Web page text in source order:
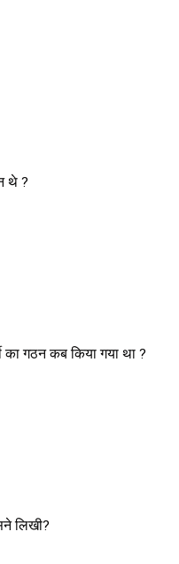
थे ?
का गठन कब किया गया था ?
लिखी?